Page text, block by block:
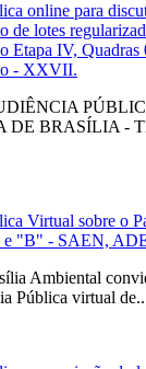
online para
de lotes
Etapa IV,
- XXVII.
BRASÍLIA -
Virtual sobre o
"B" - SAEN,
Ambiental
Pública virtual